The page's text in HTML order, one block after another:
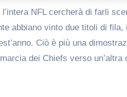
abbiano vinto due titoli di fila,
Ciò è più una
dei Chiefs verso un’altra